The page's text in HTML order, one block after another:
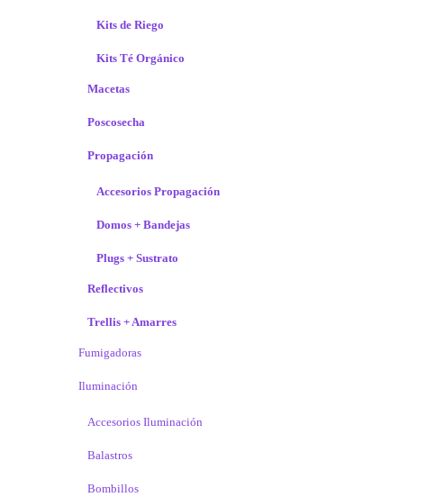
Kits de Riego
Kits Té Orgánico
Macetas
Poscosecha
Propagación
Accesorios Propagación
Domos + Bandejas
Plugs + Sustrato
Reflectivos
Trellis + Amarres
Fumigadoras
Iluminación
Accesorios Iluminación
Balastros
Bombillos